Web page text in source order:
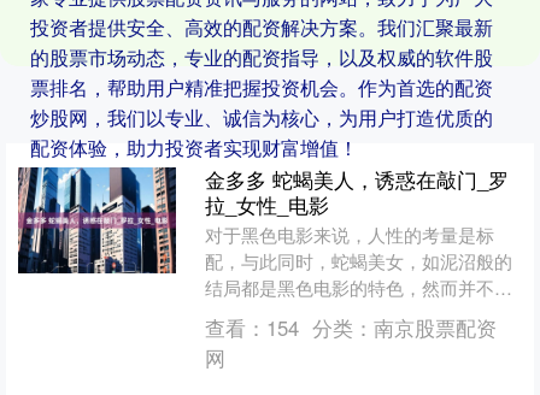
投资者提供安全、高效的配资解决方案。我们汇聚最新
的股票市场动态，专业的配资指导，以及权威的软件股
票排名，帮助用户精准把握投资机会。作为首选的配资
炒股网，我们以专业、诚信为核心，为用户打造优质的
配资体验，助力投资者实现财富增值！
金多多 蛇蝎美人，诱惑在敲门_罗
拉_女性_电影
对于黑色电影来说，人性的考量是标
配，与此同时，蛇蝎美女，如泥沼般的
结局都是黑色电影的特色，然而并不是
所有的黑色电影都遵从这一特点，总有
人用一种看似合理的方式来做....
查看： 154 分类： 南京股票配资
网